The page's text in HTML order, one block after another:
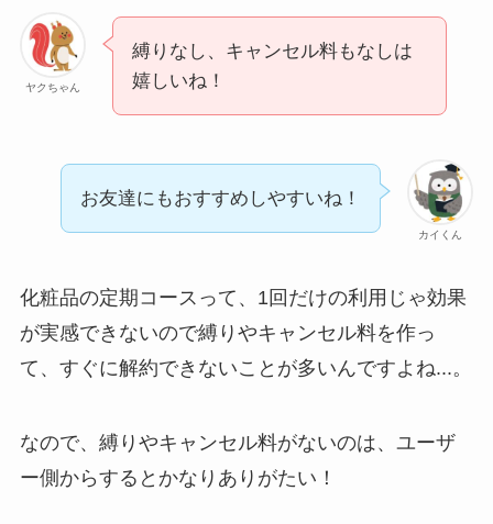
ニューZの解約まと
め！電話が繋がらな
ニーを電話から解約
する方法を完全攻略
ヤクちゃん
縛りなし、キャンセル料もなしは
嬉しいね！
カイくん
お友達にもおすすめしやすいね！
化粧品の定期コースって、1回だけの利用じゃ効果
が実感できないので縛りやキャンセル料を作っ
て、すぐに解約できないことが多いんですよね...。
なので、縛りやキャンセル料がないのは、ユーザ
ー側からするとかなりありがたい！